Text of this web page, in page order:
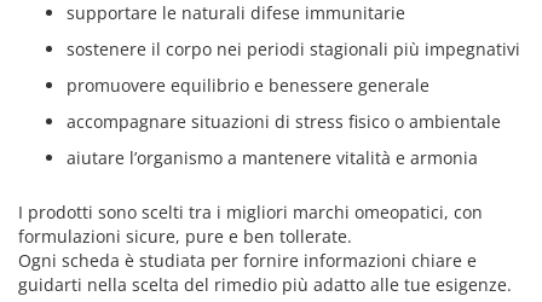
supportare le naturali difese immunitarie
sostenere il corpo nei periodi stagionali più impegnativi
promuovere equilibrio e benessere generale
accompagnare situazioni di stress fisico o ambientale
aiutare l’organismo a mantenere vitalità e armonia
I prodotti sono scelti tra i migliori marchi omeopatici, con
formulazioni sicure, pure e ben tollerate.
Ogni scheda è studiata per fornire informazioni chiare e
guidarti nella scelta del rimedio più adatto alle tue esigenze.